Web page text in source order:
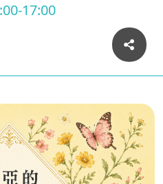
17:00